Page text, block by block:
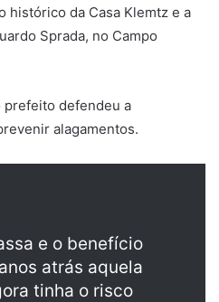
histórico da Casa Klemtz e a
Sprada, no Campo
prefeito defendeu a
alagamentos.
e o benefício
atrás aquela
tinha o risco